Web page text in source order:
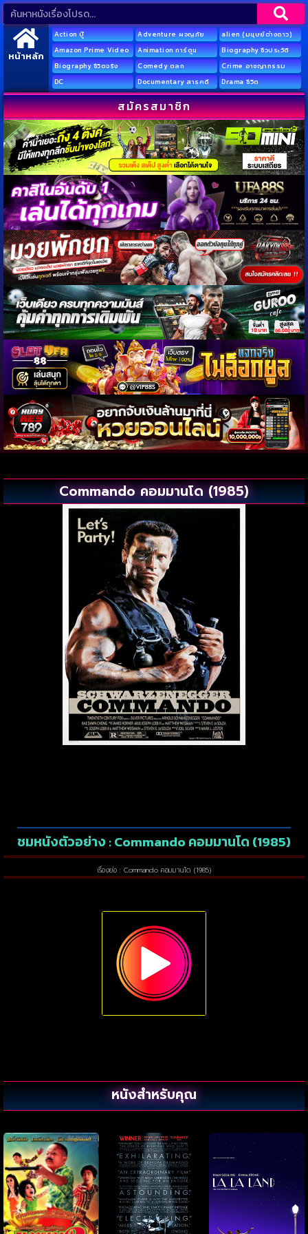
หน้าหลัก
Action บู๊ Adventure ผจญภัย
alien (มนุษย์ต่างดาว)
Amazon Prime Video
Animation การ์ตูน
Biography ชีวประวัติ
Biography ชีวิตจริง
Comedy ตลก
Crime อาชญากรรม
DC
Documentary สารคดี Drama ชีวิต
สมัครสมาชิก
Commando คอมมานโด (1985)
ชมหนังตัวอย่าง : Commando คอมมานโด (1985)
เรื่องย่อ : Commando คอมมานโด (1985)
หนังสำหรับคุณ